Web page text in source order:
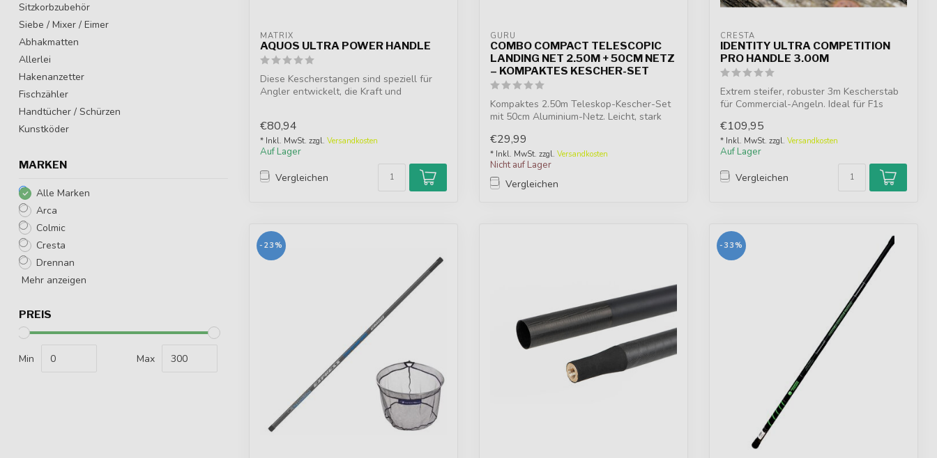
Sitzkorbzubehör
Siebe / Mixer / Eimer
Abhakmatten
Allerlei
Hakenanzetter
Fischzähler
Handtücher / Schürzen
Kunstköder
MARKEN
Alle Marken
Arca
Colmic
Cresta
Drennan
Mehr anzeigen
PREIS
Min Max
MATRIX
AQUOS ULTRA POWER HANDLE
Diese Kescherstangen sind speziell für
Angler entwickelt, die Kraft und
€80,94
* Inkl. MwSt. zzgl. Versandkosten
Auf Lager
Vergleichen
GURU
COMBO COMPACT TELESCOPIC
LANDING NET 2.50M + 50CM NETZ
– KOMPAKTES KESCHER-SET
Kompaktes 2.50m Teleskop-Kescher-Set
mit 50cm Aluminium-Netz. Leicht, stark
€29,99
* Inkl. MwSt. zzgl. Versandkosten
Nicht auf Lager
Vergleichen
CRESTA
IDENTITY ULTRA COMPETITION
PRO HANDLE 3.00M
Extrem steifer, robuster 3m Kescherstab
für Commercial-Angeln. Ideal für F1s
€109,95
* Inkl. MwSt. zzgl. Versandkosten
Auf Lager
Vergleichen
-23% -33%